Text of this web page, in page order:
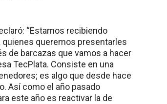
“Estamos recibiendo
queremos presentarles
de barcazas que vamos a hacer
TecPlata. Consiste en una
es algo que desde hace
Así como el año pasado
este año es reactivar la de